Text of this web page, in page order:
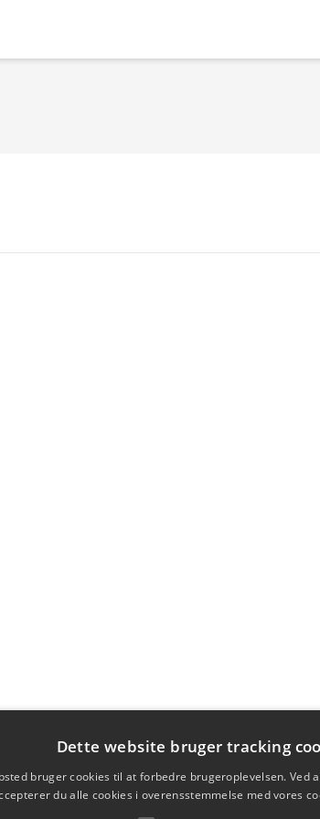
Dette website bruger tracking
bruger cookies til at forbedre brugeroplevelsen. Ved
du alle cookies i overensstemmelse med vores